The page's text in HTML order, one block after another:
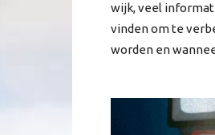
wijk, veel
vinden om te
worden en